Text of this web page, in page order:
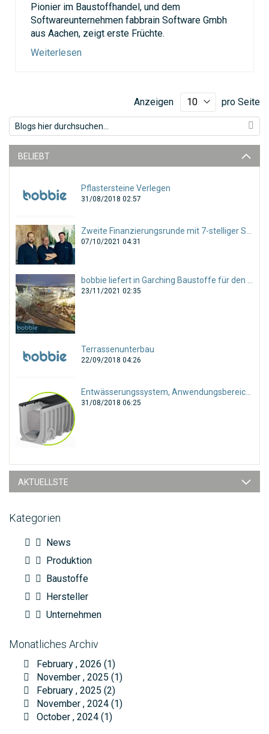
Pionier im Baustoffhandel, und dem
Softwareunternehmen fabbrain Software Gmbh
aus Aachen, zeigt erste Früchte.
Weiterlesen
Anzeigen pro Seite
BELIEBT
Pflastersteine Verlegen
31/08/2018 02:57
07/10/2021 04:31
23/11/2021 02:35
Terrassenunterbau
22/09/2018 04:26
31/08/2018 06:25
AKTUELLSTE
Kategorien
News
Produktion
Baustoffe
Hersteller
Unternehmen
Monatliches Archiv
February , 2026 (1)
November , 2025 (1)
February , 2025 (2)
November , 2024 (1)
October , 2024 (1)